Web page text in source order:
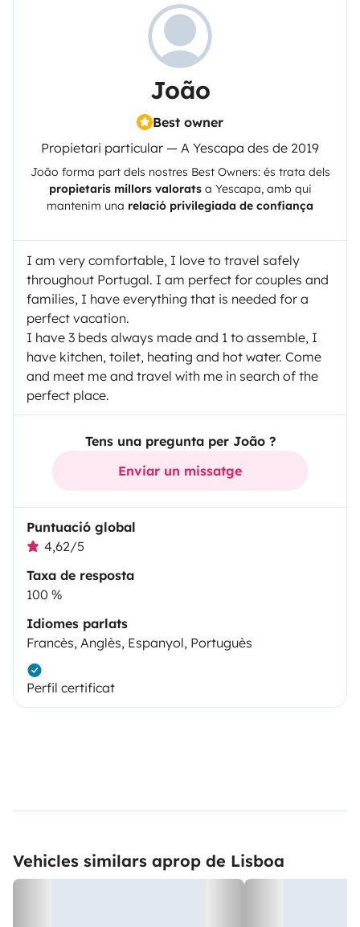
João
Best owner
Propietari particular — A Yescapa des de 2019
João forma part dels nostres Best Owners: és trata dels
propietaris millors valoratsa Yescapa, amb qui
mantenim una relació privilegiada de confiança
I am very comfortable, I love to travel safely
throughout Portugal. I am perfect for couples and
families, I have everything that is needed for a
perfect vacation.
I have 3 beds always made and 1 to assemble, I
have kitchen, toilet, heating and hot water. Come
and meet me and travel with me in search of the
perfect place.
Tens una pregunta per João ?
Enviar un missatge
Puntuació global
4,62/5
Taxa de resposta
100 %
Idiomes parlats
Francès, Anglès, Espanyol, Portuguès
Perfil certificat
Vehicles similars aprop de Lisboa